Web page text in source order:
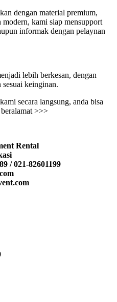
dengan material premium,
kami siap mensupport
informak dengan pelaynan
lebih berkesan, dengan
keinginan.
secara langsung, anda bisa
>>>
Rental
/ 021-82601199